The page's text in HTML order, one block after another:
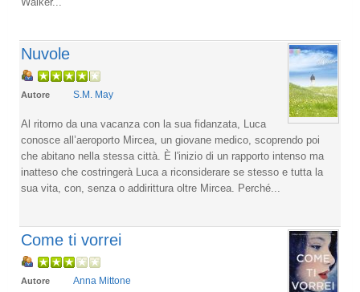
Nuvole
Autore S.M. May
Al ritorno da una vacanza con la sua fidanzata, Luca
conosce all’aeroporto Mircea, un giovane medico, scoprendo poi
che abitano nella stessa città. È l'inizio di un rapporto intenso ma
inatteso che costringerà Luca a riconsiderare se stesso e tutta la
sua vita, con, senza o addirittura oltre Mircea. Perché...
Come ti vorrei
Autore Anna Mittone